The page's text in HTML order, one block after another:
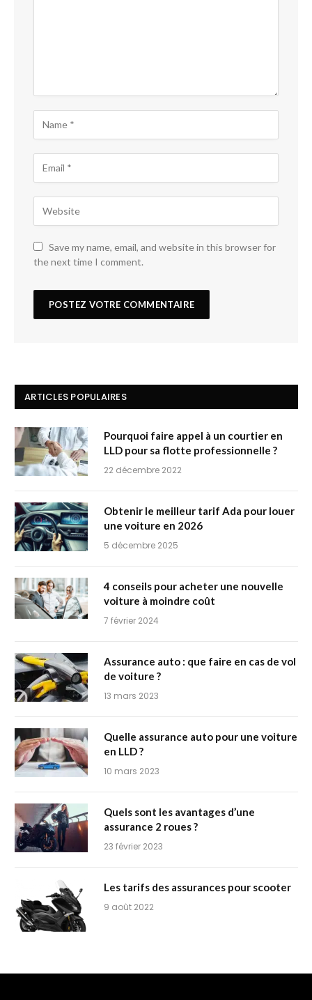
Save my name, email, and website in this browser for
the next time I comment.
ARTICLES POPULAIRES
Pourquoi faire appel à un courtier en
LLD pour sa flotte professionnelle ?
22 décembre 2022
Obtenir le meilleur tarif Ada pour louer
une voiture en 2026
5 décembre 2025
4 conseils pour acheter une nouvelle
voiture à moindre coût
7 février 2024
Assurance auto : que faire en cas de vol
de voiture ?
13 mars 2023
Quelle assurance auto pour une voiture
en LLD ?
10 mars 2023
Quels sont les avantages d’une
assurance 2 roues ?
23 février 2023
Les tarifs des assurances pour scooter
9 août 2022